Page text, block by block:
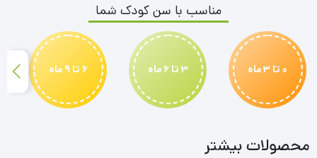
مناسب با سن کودک شما
0 تا 3 ماه 3 تا 6 ماه 6 تا 9 ماه
محصولات بیشتر